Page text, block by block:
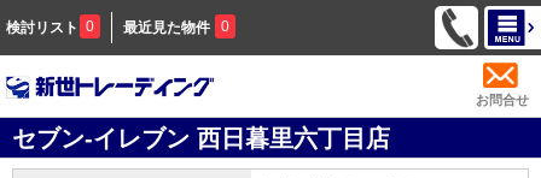
検討リスト 0 最近見た物件 0
お問合せ
セブン‐イレブン 西日暮里六丁目店